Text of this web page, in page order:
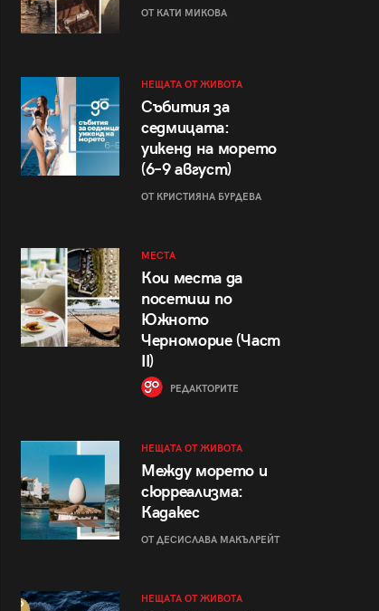
ОТ КАТИ МИКОВА
НЕЩАТА ОТ ЖИВОТА
Събития за
седмицата:
уикенд на морето
(6–9 август)
ОТ КРИСТИЯНА БУРДЕВА
МЕСТА
Кои места да
посетиш по
Южното
Черноморие (Част
II)
РЕДАКТОРИТЕ
НЕЩАТА ОТ ЖИВОТА
Между морето и
сюрреализма:
Кадакес
ОТ ДЕСИСЛАВА МАКЪЛРЕЙТ
НЕЩАТА ОТ ЖИВОТА